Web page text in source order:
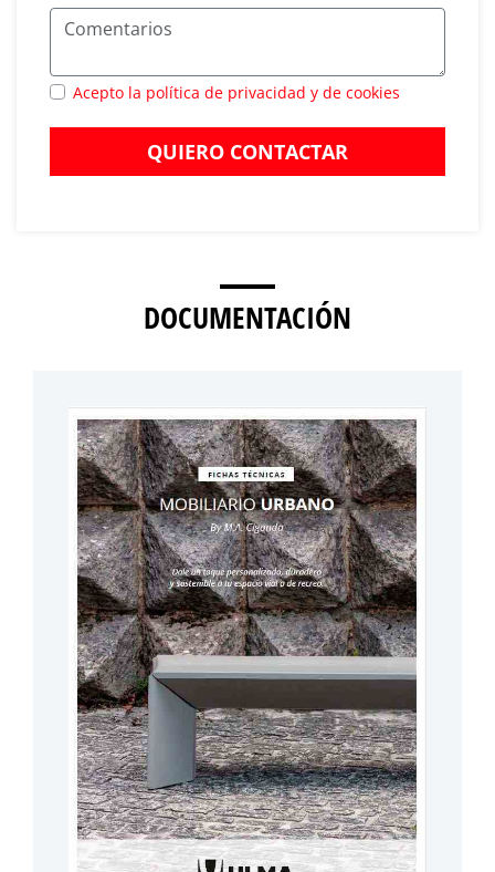
Acepto la política de privacidad y de cookies
QUIERO CONTACTAR
DOCUMENTACIÓN